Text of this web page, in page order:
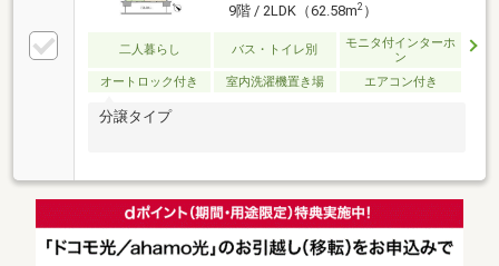
9階 / 2LDK（62.58m2）
二人暮らし バス・トイレ別
モニタ付インターホ
ン
オートロック付き
室内洗濯機置き場 エアコン付き
分譲タイプ